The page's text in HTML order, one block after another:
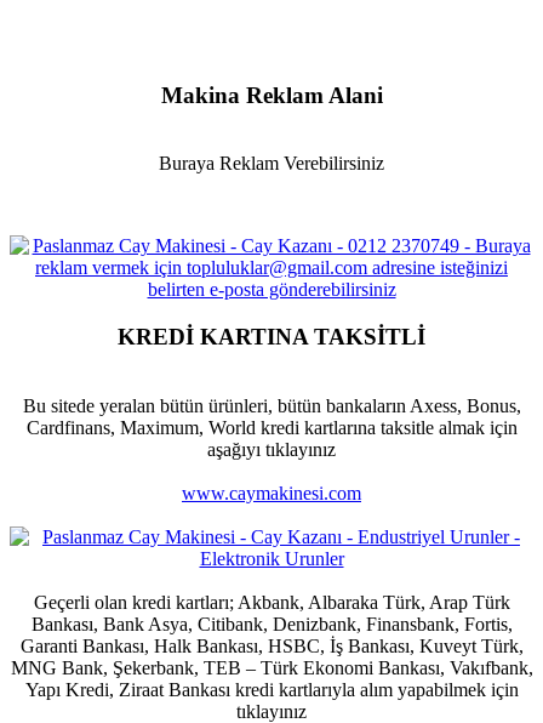
Makina Reklam Alani
Buraya Reklam Verebilirsiniz
KREDİ KARTINA TAKSİTLİ
Bu sitede yeralan bütün ürünleri, bütün bankaların Axess, Bonus,
Cardfinans, Maximum, World kredi kartlarına taksitle almak için
aşağıyı tıklayınız
www.caymakinesi.com
Geçerli olan kredi kartları; Akbank, Albaraka Türk, Arap Türk
Bankası, Bank Asya, Citibank, Denizbank, Finansbank, Fortis,
Garanti Bankası, Halk Bankası, HSBC, İş Bankası, Kuveyt Türk,
MNG Bank, Şekerbank, TEB – Türk Ekonomi Bankası, Vakıfbank,
Yapı Kredi, Ziraat Bankası kredi kartlarıyla alım yapabilmek için
tıklayınız